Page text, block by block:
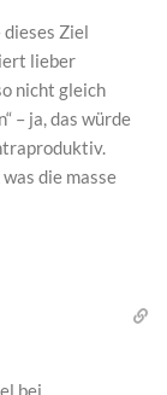
dieses Ziel
lieber
nicht gleich
– ja, das würde
die masse
bei